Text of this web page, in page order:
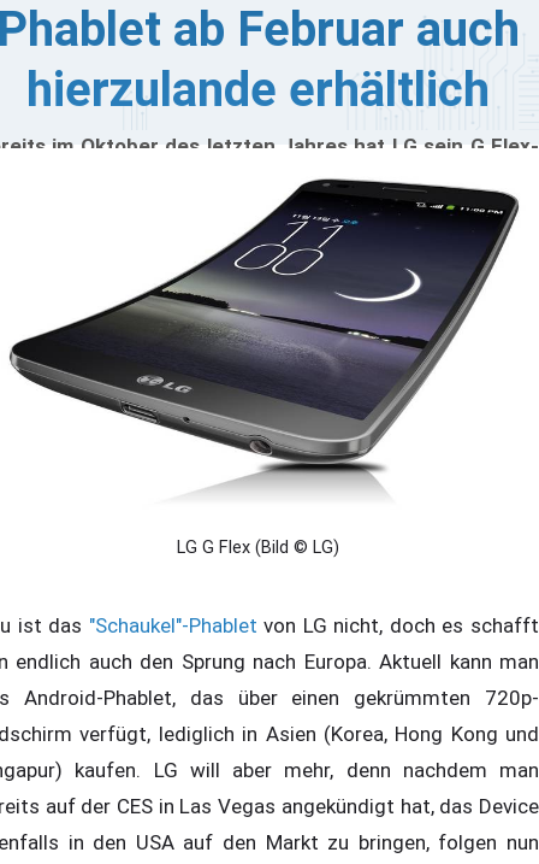
ab Februar auch
hierzulande erhältlich
im Oktober des letzten Jahres hat LG sein G Flex-
offiziell vorgestellt. Bisher war das Device, das
einen gekrümmten Bildschirm verfügt, allerdings
in Asien erhältlich; erst auf der diesjährigen
wurde verkündet, dass das Android-Gerät,
in diesem Quartal, auch in den USA
wird. Nun teilt der Hersteller mit, dass sich
einige europäische Nutzer auf das Phablet freuen
denn ab Februar soll das G Flex offiziell auch in UK,
Italien, Österreich, Schweden und auch
erhältlich sein.
LG G Flex (Bild © LG)
ist das "Schaukel"-Phablet von LG nicht, doch es schafft
endlich auch den Sprung nach Europa. Aktuell kann man
Android-Phablet, das über einen gekrümmten 720p-
verfügt, lediglich in Asien (Korea, Hong Kong und
kaufen. LG will aber mehr, denn nachdem man
auf der CES in Las Vegas angekündigt hat, das Device
in den USA auf den Markt zu bringen, folgen nun